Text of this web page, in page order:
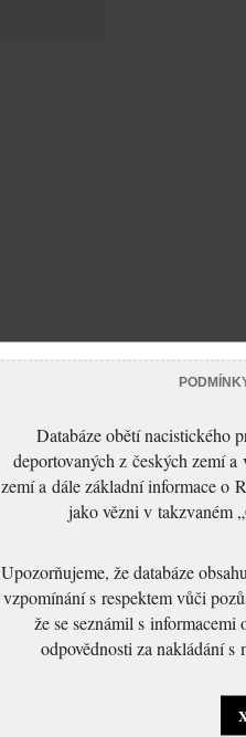
Databáze obětí nacistického
deportovaných z českých zemí
zemí a dále základní informace o
jako vězni v takzvaném
Upozorňujeme, že databáze
vzpomínání s respektem vůči
že se seznámil s
odpovědnosti za nakládání